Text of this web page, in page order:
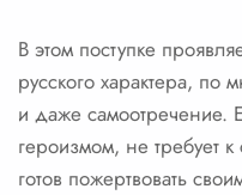
В этом поступке
русского характера, по
и даже самоотречение.
героизмом, не требует
готов пожертвовать